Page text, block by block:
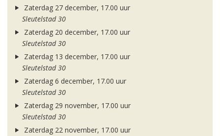
Zaterdag 27 december, 17.00 uur
Sleutelstad 30
Zaterdag 20 december, 17.00 uur
Sleutelstad 30
Zaterdag 13 december, 17.00 uur
Sleutelstad 30
Zaterdag 6 december, 17.00 uur
Sleutelstad 30
Zaterdag 29 november, 17.00 uur
Sleutelstad 30
Zaterdag 22 november, 17.00 uur